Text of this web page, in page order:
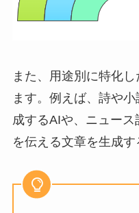
また、用途別に特化
ます。例えば、詩や
成するAIや、ニュー
を伝える文章を生成す